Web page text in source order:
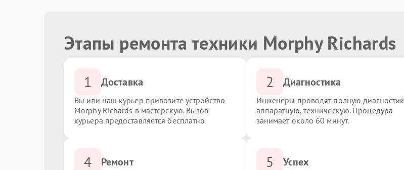
Этапы ремонта техники Morphy Richards
1 Доставка
Вы или наш курьер привозите устройство
Morphy Richards в мастерскую. Вызов
курьера предоставляется бесплатно
2 Диагностика
Инженеры проводят полную
аппаратную, техническую. Процедура
занимает около 60 минут.
4 Ремонт 5 Успех